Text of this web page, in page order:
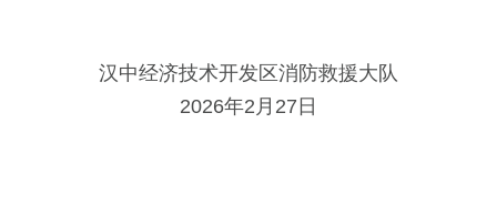
汉中经济技术开发区消防救援大队
2026年2月27日